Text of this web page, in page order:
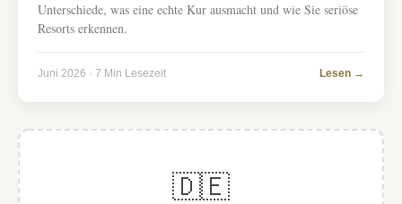
Unterschiede, was eine echte Kur ausmacht und wie Sie seriöse
Resorts erkennen.
Juni 2026 · 7 Min Lesezeit Lesen →
🇩🇪